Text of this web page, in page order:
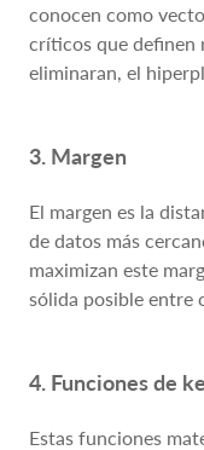
conocen como
críticos que definen
eliminaran, el
3. Margen
El margen es la
de datos más
maximizan este
sólida posible entre
4. Funciones de
Estas funciones